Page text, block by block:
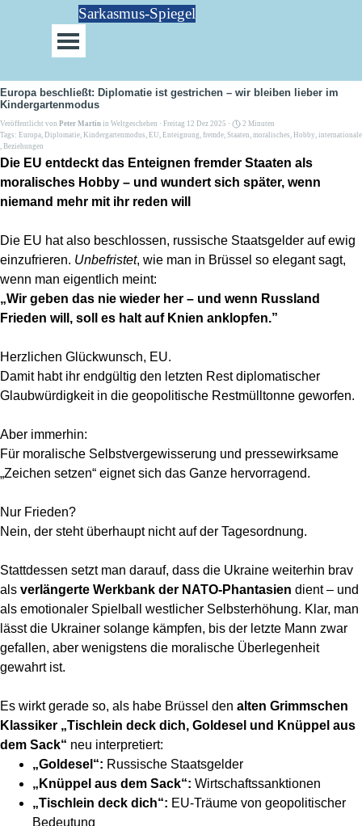
Direkt zum SeiteninhaltSarkasmus-Spiegel
Menü überspringen
Europa beschließt: Diplomatie ist gestrichen – wir bleiben lieber im
Kindergartenmodus
Veröffentlicht von Peter Martin in Weltgeschehen · Freitag 12 Dez 2025 ·
2 Minuten
Tags: Europa, Diplomatie, Kindergartenmodus, EU, Enteignung, fremde, Staaten, moralisches, Hobby, internationale
, Beziehungen
Die EU entdeckt das Enteignen fremder Staaten als
moralisches Hobby – und wundert sich später, wenn
niemand mehr mit ihr reden will
Die EU hat also beschlossen, russische Staatsgelder auf ewig
einzufrieren. Unbefristet, wie man in Brüssel so elegant sagt,
wenn man eigentlich meint:
„Wir geben das nie wieder her – und wenn Russland
Frieden will, soll es halt auf Knien anklopfen.”
Herzlichen Glückwunsch, EU.
Damit habt ihr endgültig den letzten Rest diplomatischer
Glaubwürdigkeit in die geopolitische Restmülltonne geworfen.
Aber immerhin:
Für moralische Selbstvergewisserung und pressewirksame
„Zeichen setzen“ eignet sich das Ganze hervorragend.
Nur Frieden?
Nein, der steht überhaupt nicht auf der Tagesordnung.
Stattdessen setzt man darauf, dass die Ukraine weiterhin brav
als verlängerte Werkbank der NATO-Phantasien dient – und
als emotionaler Spielball westlicher Selbsterhöhung. Klar, man
lässt die Ukrainer solange kämpfen, bis der letzte Mann zwar
gefallen, aber wenigstens die moralische Überlegenheit
gewahrt ist.
Es wirkt gerade so, als habe Brüssel den alten Grimmschen
Klassiker „Tischlein deck dich, Goldesel und Knüppel aus
dem Sack“ neu interpretiert:
„Goldesel“: Russische Staatsgelder
„Knüppel aus dem Sack“: Wirtschaftssanktionen
„Tischlein deck dich“: EU-Träume von geopolitischer
Bedeutung